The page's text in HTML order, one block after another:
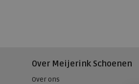
Over Meijerink Schoenen
Over ons